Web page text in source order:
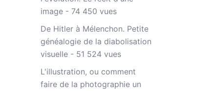
image- 74 450 vues
De Hitler à Mélenchon. Petite
généalogie de la diabolisation
visuelle- 51 524 vues
L'illustration, ou comment
faire de la photographie un